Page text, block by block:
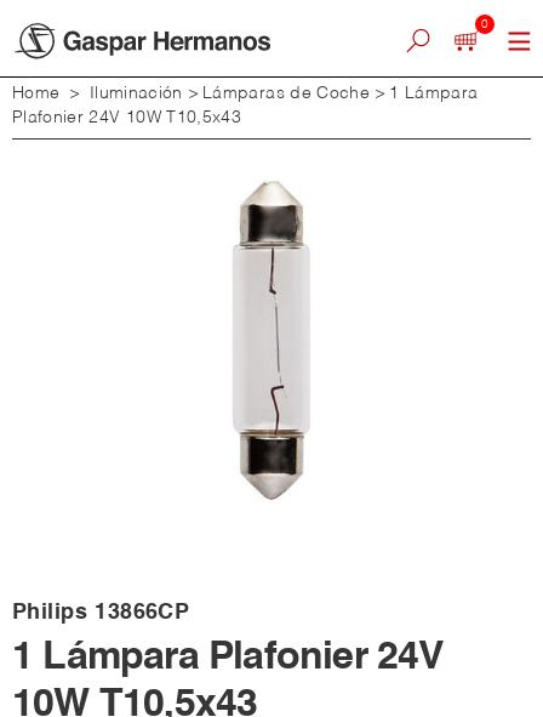
0
Home > Iluminación > Lámparas de Coche > 1 Lámpara
Plafonier 24V 10W T10,5x43
Philips 13866CP
1 Lámpara Plafonier 24V
10W T10,5x43